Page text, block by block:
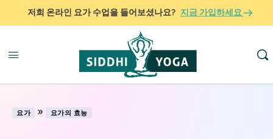
저희 온라인 요가 수업을 들어보셨나요? 지금 가입하세요
요가 » 요가의 효능